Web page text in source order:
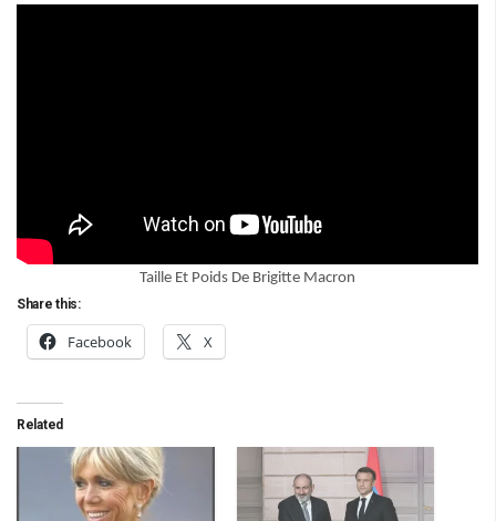
Taille Et Poids De Brigitte Macron
Share this:
Facebook X
Related